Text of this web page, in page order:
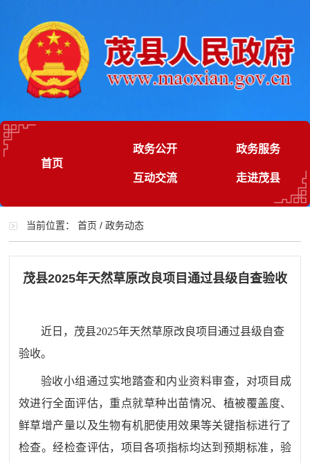
首页
政务公开 政务服务
互动交流 走进茂县
当前位置：首页 /政务动态
茂县2025年天然草原改良项目通过县级自查验收
近日，茂县2025年天然草原改良项目通过县级自查
验收。
验收小组通过实地踏查和内业资料审查，对项目成
效进行全面评估，重点就草种出苗情况、植被覆盖度、
鲜草增产量以及生物有机肥使用效果等关键指标进行了
检查。经检查评估，项目各项指标均达到预期标准，验